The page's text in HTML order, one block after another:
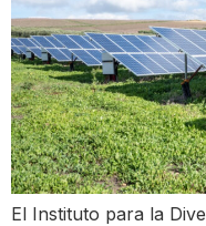
El Instituto para la